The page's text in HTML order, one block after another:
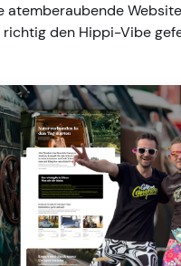
atemberaubende
richtig den Hippi-Vibe